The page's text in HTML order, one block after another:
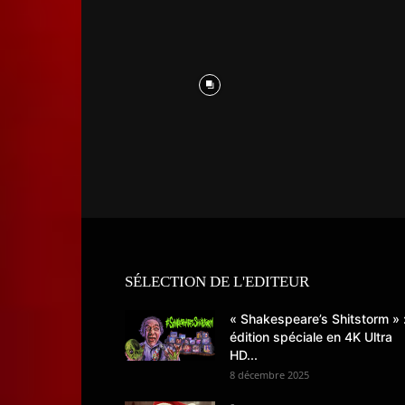
SÉLECTION DE L'EDITEUR
« Shakespeare’s Shitstorm »
édition spéciale en 4K Ultra
HD...
8 décembre 2025